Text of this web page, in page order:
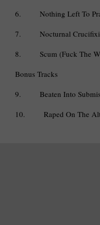
6.
Nothing Left To
7.
Nocturnal
8.
Scum (Fuck The
Bonus Tracks
9.
Beaten Into
10.
Raped On The